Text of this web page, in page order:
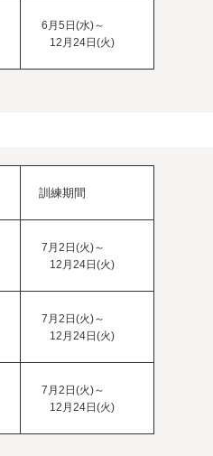
6月5日(水)～
12月24日(火)
訓練期間
7月2日(火)～
12月24日(火)
7月2日(火)～
12月24日(火)
7月2日(火)～
12月24日(火)